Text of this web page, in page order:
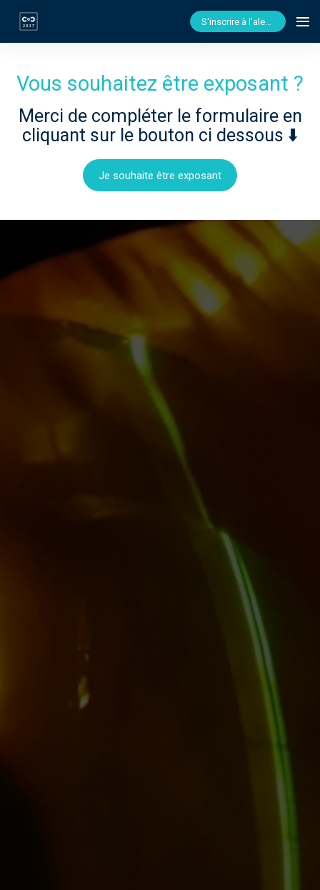
Vous souhaitez être exposant ?
Merci de compléter le formulaire en
cliquant sur le bouton ci dessous ⬇️
Je souhaite être exposant